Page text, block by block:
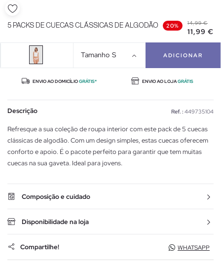
5 PACKS DE CUECAS CLÁSSICAS DE ALGODÃO 20% 14,99 €
11,99 €
Tamanho S ADICIONAR
ENVIO AO DOMICÍLIOGRÁTIS* ENVIO AO LOJAGRÁTIS
Descrição Ref. : 449735104
Refresque a sua coleção de roupa interior com este pack de 5 cuecas
clássicas de algodão. Com um design simples, estas cuecas oferecem
conforto e apoio. É o pacote perfeito para garantir que tem muitas
cuecas na sua gaveta. Ideal para jovens.
Composição e cuidado
Disponibilidade na loja
Compartilhe! WHATSAPP